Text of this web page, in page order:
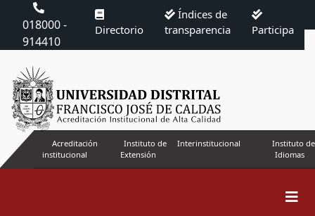
018000 -
914410
Directorio
Índices de
transparencia
Participa
Acreditación
institucional
Instituto de
Extensión
Interinstitucional
Instituto de
Idiomas